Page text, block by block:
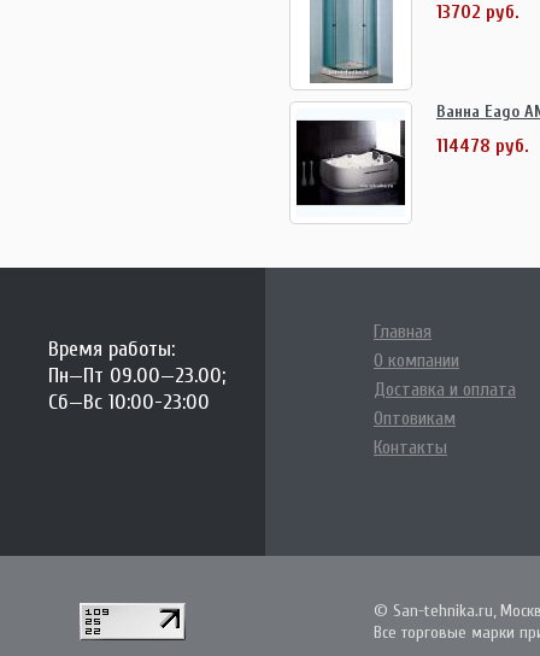
13702 руб.
Ванна Eago
114478 руб.
Время работы:
Пн—Пт 09.00—23.00;
Сб—Вс 10:00-23:00
Главная
О компании
Доставка и оплата
Оптовикам
Контакты
© San-tehnika.ru,
Все торговые марки